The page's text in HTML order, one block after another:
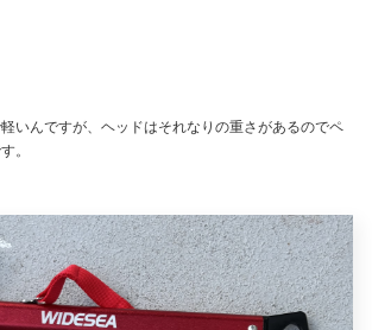
いんですが、ヘッドはそれなりの重さがあるのでペ
。